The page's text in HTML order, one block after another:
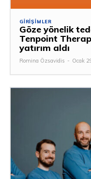
GIRIŞIMLER
Göze yönelik
Tenpoint
yatırım aldı
Romina Özsavidis - Ocak